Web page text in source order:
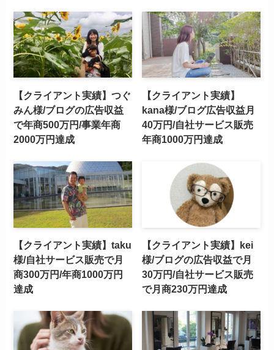
【クライアント実績】つぐ
みん様/ブログの広告収益
で年商500万円/事業年商
2000万円達成
【クライアント実績】
kana様/ブログ広告収益月
40万円/自社サービス販売
年商1000万円達成
【クライアント実績】taku
様/自社サービス販売で月
商300万円/年商1000万円
達成
【クライアント実績】kei
様/ブログの広告収益で月
30万円/自社サービス販売
で月商230万円達成